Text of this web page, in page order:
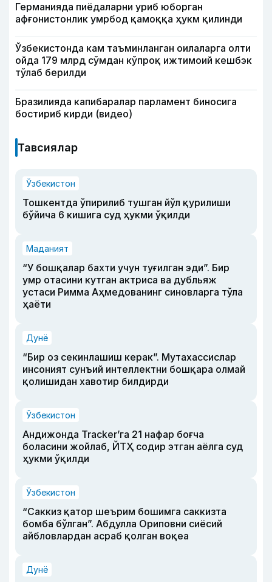
Германияда пиёдаларни уриб юборган
афғонистонлик умрбод қамоққа ҳукм қилинди
Ўзбекистонда кам таъминланган оилаларга олти
ойда 179 млрд сўмдан кўпроқ ижтимоий кешбэк
тўлаб берилди
Бразилияда капибаралар парламент биносига
бостириб кирди (видео)
Тавсиялар
Ўзбекистон
Тошкентда ўпирилиб тушган йўл қурилиши
бўйича 6 кишига суд ҳукми ўқилди
Маданият
“У бошқалар бахти учун туғилган эди”. Бир
умр отасини кутган актриса ва дубльяж
устаси Римма Аҳмедованинг синовларга тўла
ҳаёти
Дунё
“Бир оз секинлашиш керак”. Мутахассислар
инсоният сунъий интеллектни бошқара олмай
қолишидан хавотир билдирди
Ўзбекистон
Андижонда Tracker’га 21 нафар боғча
боласини жойлаб, ЙТҲ содир этган аёлга суд
ҳукми ўқилди
Ўзбекистон
“Саккиз қатор шеърим бошимга саккизта
бомба бўлган”. Абдулла Ориповни сиёсий
айбловлардан асраб қолган воқеа
Дунё